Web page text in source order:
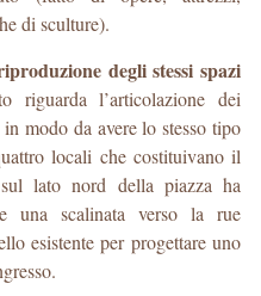
di sculture).
degli stessi spazi
riguarda l’articolazione dei
modo da avere lo stesso tipo
locali che costituivano il
sul lato nord della piazza ha
una scalinata verso la rue
esistente per progettare uno